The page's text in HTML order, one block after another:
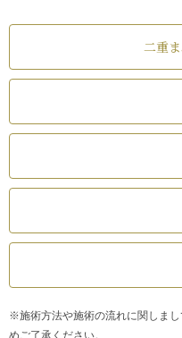
二重
※施術方法や施術の流れに関しま